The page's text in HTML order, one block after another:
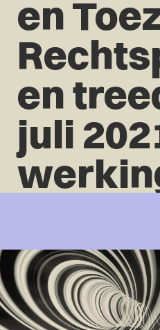
en
en
juli